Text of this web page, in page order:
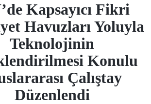
Kapsayıcı Fikri
Havuzları Yoluyla
Teknolojinin
Konulu
Çalıştay
Düzenlendi